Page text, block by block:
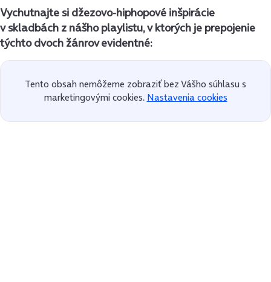
Vychutnajte si džezovo-hiphopové inšpirácie
v skladbách z nášho playlistu, v ktorých je prepojenie
týchto dvoch žánrov evidentné:
Tento obsah nemôžeme zobraziť bez Vášho súhlasu s
marketingovými cookies. Nastavenia cookies